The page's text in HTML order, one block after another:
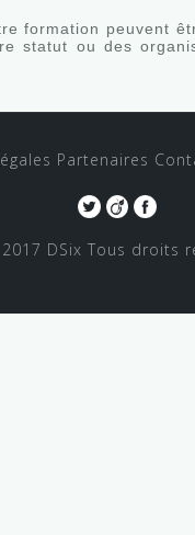
formation peuvent
statut ou des
Partenaires
DSix Tous droits